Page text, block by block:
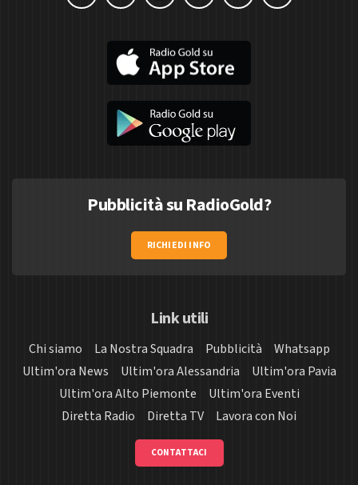
Pubblicità su RadioGold?
RICHIEDI INFO
Link utili
Chi siamo La Nostra Squadra Pubblicità
Whatsapp
Ultim'ora News
Ultim'ora Alessandria
Ultim'ora Pavia
Ultim'ora Alto Piemonte
Ultim'ora Eventi
Diretta Radio
Diretta TV Lavora con Noi
CONTATTACI